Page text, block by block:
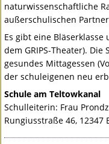
naturwissenschaftliche
außerschulischen
Es gibt eine
demGRIPS-Theater). Die
gesundes Mittagessen
der schuleigenen neu
Schule am Teltowkanal
Schulleiterin: Frau
Rungiusstraße 46, 12347